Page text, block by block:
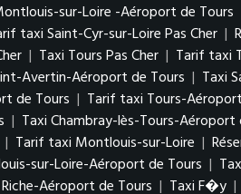
sur-Loire -Aéroport de Tours
taxi Saint-Cyr-sur-Loire Pas Cher |
| Taxi Tours Pas Cher | Tarif taxi
Avertin-Aéroport de Tours | Taxi
de Tours | Tarif taxi Tours-
| Taxi Chambray-lès-Tours-Aéroport
| Tarif taxi Montlouis-sur-Loire |
sur-Loire-Aéroport de Tours |
Aéroport de Tours | Taxi F�y |